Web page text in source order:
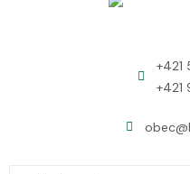
+421
+421